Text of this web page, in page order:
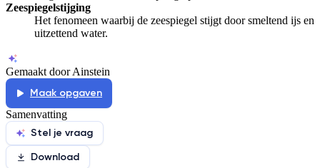
Zeespiegelstijging
Het fenomeen waarbij de zeespiegel stijgt door smeltend ijs en
uitzettend water.
Gemaakt door Ainstein
Maak opgaven
Samenvatting
Stel je vraag
Download